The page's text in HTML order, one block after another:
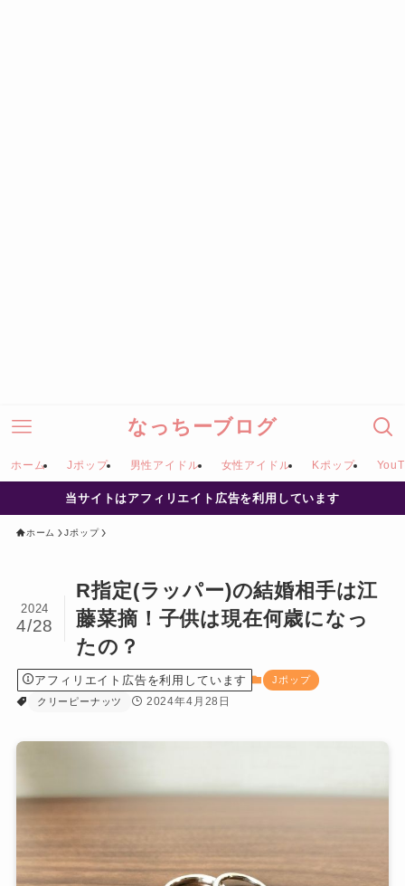
なっちーブログ
ホーム Jポップ 男性アイドル 女性アイドル Kポップ
当サイトはアフィリエイト広告を利用しています
ホーム Jポップ
R指定(ラッパー)の結婚相手は江
藤菜摘！子供は現在何歳になっ
たの？
2024
4/28
アフィリエイト広告を利用しています
Jポップ
クリーピーナッツ
2024年4月28日